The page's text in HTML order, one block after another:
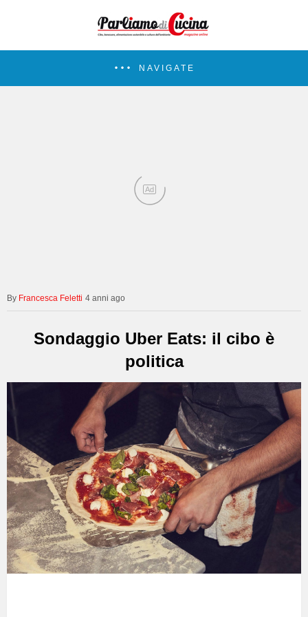
NAVIGATE
Ad
Francesca Feletti 4 anni ago
Sondaggio Uber Eats: il cibo è
politica